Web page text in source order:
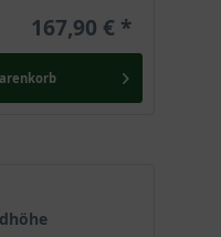
besonders
167,90 €